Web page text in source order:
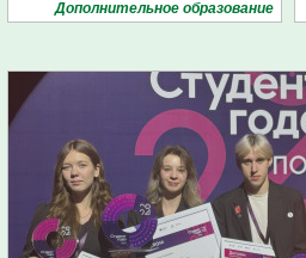
Дополнительное образование